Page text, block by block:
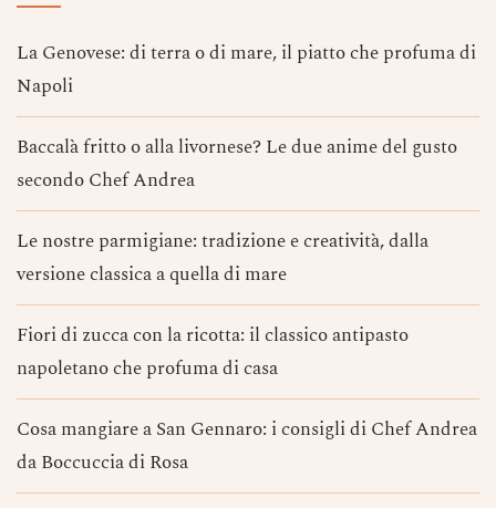
La Genovese: di terra o di mare, il piatto che profuma di
Napoli
Baccalà fritto o alla livornese? Le due anime del gusto
secondo Chef Andrea
Le nostre parmigiane: tradizione e creatività, dalla
versione classica a quella di mare
Fiori di zucca con la ricotta: il classico antipasto
napoletano che profuma di casa
Cosa mangiare a San Gennaro: i consigli di Chef Andrea
da Boccuccia di Rosa